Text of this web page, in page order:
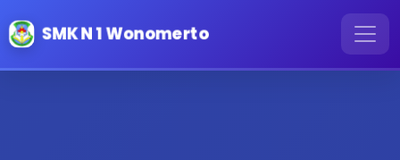
SMK N 1 Wonomerto